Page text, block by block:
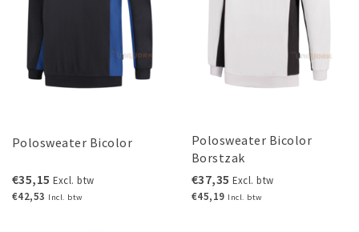
Polosweater Bicolor
€35,15 Excl. btw
€42,53 Incl. btw
Polosweater Bicolor
Borstzak
€37,35 Excl. btw
€45,19 Incl. btw